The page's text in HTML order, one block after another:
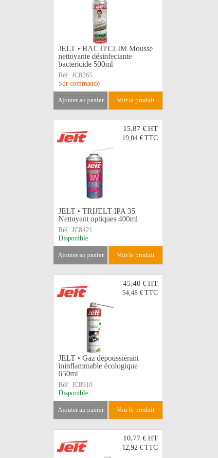
JELT • BACTI'CLIM Mousse
nettoyante désinfectante
bactericide 500ml
Réf: JC8265
Sur commande
ajouter au panier voir le produit
15,87 €HT
19,04 € TTC
JELT • TRIJELT IPA 35
Nettoyant optiques 400ml
Réf: JC8421
Disponible
ajouter au panier voir le produit
45,40 €HT
54,48 € TTC
JELT • Gaz dépoussiérant
ininflammable écologique
650ml
Réf: JC8910
Disponible
ajouter au panier voir le produit
10,77 €HT
12,92 € TTC